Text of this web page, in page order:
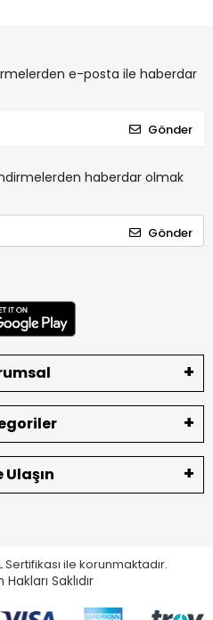
e-posta ile haberdar
Gönder
haberdar olmak
Gönder
Ulaşın
ile korunmaktadır.
Hakları Saklıdır